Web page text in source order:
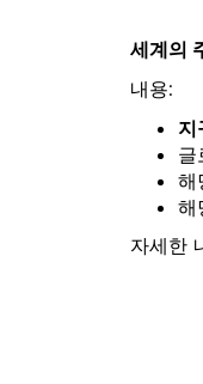
세계의
내용:
지
글
해
해
자세한